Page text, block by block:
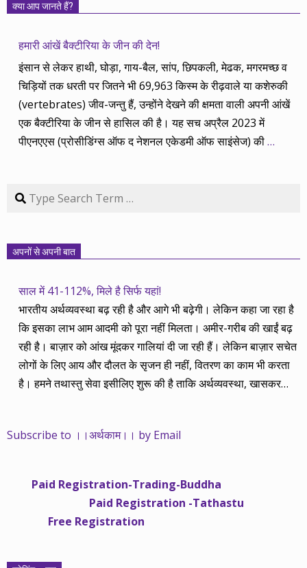
क्या आप जानते हैं?
हमारी आंखें बैक्टीरिया के जीन की देन!
इंसान से लेकर हाथी, घोड़ा, गाय-बैल, सांप, छिपकली, मेढक, मगरमच्छ व
चिड़ियों तक धरती पर जितने भी 69,963 किस्म के रीढ़वाले या कशेरुकी
(vertebrates) जीव-जन्तु हैं, उन्होंने देखने की क्षमता वाली अपनी आंखें
एक बैक्टीरिया के जीन से हासिल की है। यह सच अप्रैल 2023 में
पीएनएएस (प्रोसीडिंग्स ऑफ द नेशनल एकेडमी ऑफ साइंसेज) की…
Search
अपनों से अपनी बात
साल में 41-112%, मिले है सिर्फ यहां!
भारतीय अर्थव्यवस्था बढ़ रही है और आगे भी बढ़ेगी। लेकिन कहा जा रहा है
कि इसका लाभ आम आदमी को पूरा नहीं मिलता। अमीर-गरीब की खाईं बढ़
रही है। बाज़ार को आंख मूंदकर गालियां दी जा रही हैं। लेकिन बाज़ार सचेत
लोगों के लिए आय और दौलत के सृजन ही नहीं, वितरण का काम भी करता
है। हमने तथास्तु सेवा इसीलिए शुरू की है ताकि अर्थव्यवस्था, खासकर
महंगाई की दर 10 प्रतिशत से ऊपर रहती है। वे भागकर जाते हैं सोने और
साढ़े चार सालों से अर्थकाम से जुड़े हैं, वे हमारी ईमानदारी और सत्यनिष्ठा से
भलीभांति वाकिफ हैं। शुरू में हम भी कच्चे थे तो बाज़ार के उस्तादों के जाल
में फंस गए। गलतियां कीं। लेकिन जैसे ही समझ में आया, खटाक से उनसे
Subscribe to ।।अर्थकाम।। by Email
Paid Registration-Trading-Buddha
Paid Registration -Tathastu
Free Registration